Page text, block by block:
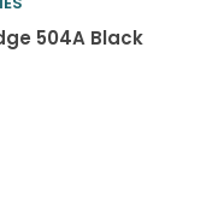
504A Black